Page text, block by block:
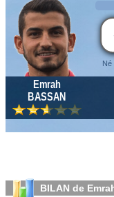
Né
Emrah
BASSAN
BILAN de